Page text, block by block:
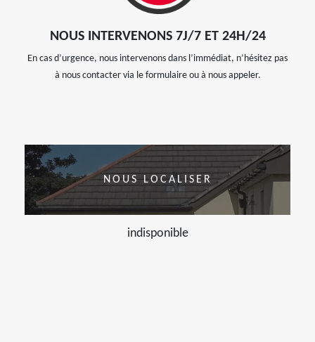
NOUS INTERVENONS 7J/7 ET 24H/24
En cas d’urgence, nous intervenons dans l’immédiat, n’hésitez pas
à nous contacter via le formulaire ou à nous appeler.
NOUS LOCALISER
indisponible